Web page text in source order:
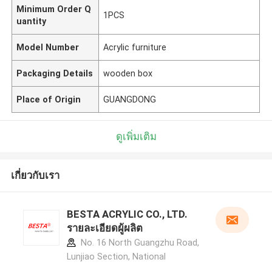
Minimum Order Q
uantity
1PCS
Model Number Acrylic furniture
Packaging Details wooden box
Place of Origin GUANGDONG
ดูเพิ่มเติม
เกี่ยวกับเรา
BESTA ACRYLIC CO., LTD.
รายละเอียดผู้ผลิต
No. 16 North Guangzhu Road,
Lunjiao Section, National